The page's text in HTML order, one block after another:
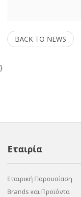
BACK TO NEWS
}
Εταιρία
Εταιρική Παρουσίαση
Brands και Προϊόντα